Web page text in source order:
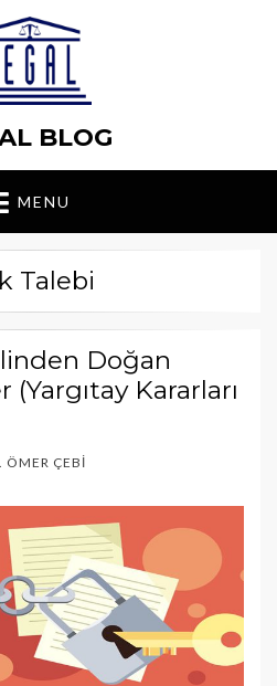
BLOG
MENU
Talebi
Doğan
(Yargıtay Kararları
ÖMER ÇEBI